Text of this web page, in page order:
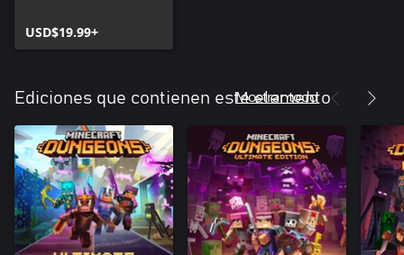
USD$19.99+
Ediciones que contienen este elemento
Mostrar todo